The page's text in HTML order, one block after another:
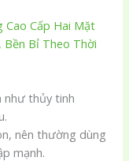
Cao Cấp Hai Mặt
Bỉ Theo Thời
thủy tinh
nên thường dùng
mạnh.